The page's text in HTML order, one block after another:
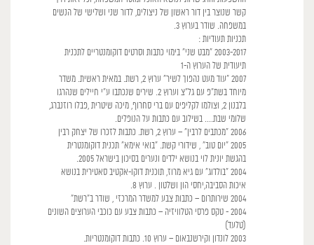
קשר שנוצר בין דור ראשון של ניצולים, לדור שני ושלישי של הנשים
במשפחה. שודר בערוץ 3.
תכניות תעודיות :
2003-2017 "מבט שני" בימוי כתבות וסרטים דוקומנטריים לתכנית
תיעודית של הערוץ ה-1
2007 "עוד מעט נהפוך לשיר" ערוץ 2, רשת. במאית ראשית. משדר
מיוחד בשת"פ עם גל"צ וערוץ 2. שירים שנכתבו ע"י חיילים שנהרגו
בלבנון 2, וצולמו לקליפים עם ברי סחרוף, מיכה שיטרית ,פבלו רוזנברג,
שלומי שבת.... בשילוב עם כתבות על הנופלים.
2006 "מכתבים לרבין" – ערוץ 2, רשת. כתבות לזכרו של יצחק רבין
2005 "יום טוב" , שידורי קשת. "בואי אימא" תכנית דוקומנטרית
בהגשת יונית לוי בנושא ילדים ונערים בסיכון בישראל 2005.
2004 "בולדוג" עם גיא מרוז, תוכנית דוקו-אקטיב סאטירית בנושא
איכות הסביבה,יחסי הון ושלטון . ערוץ 8.
2004 שירותרום – כתבות צבע למשדר המרכזי , שודר ב"רשת"
2004 - טקס פרסי הטלוויזיה – כתבות צבע עם כוכבי הערוצים השונים
(טלעד)
2003 לונדון וקירשנבאום – ערוץ 10. כתבות דוקומנטריות.